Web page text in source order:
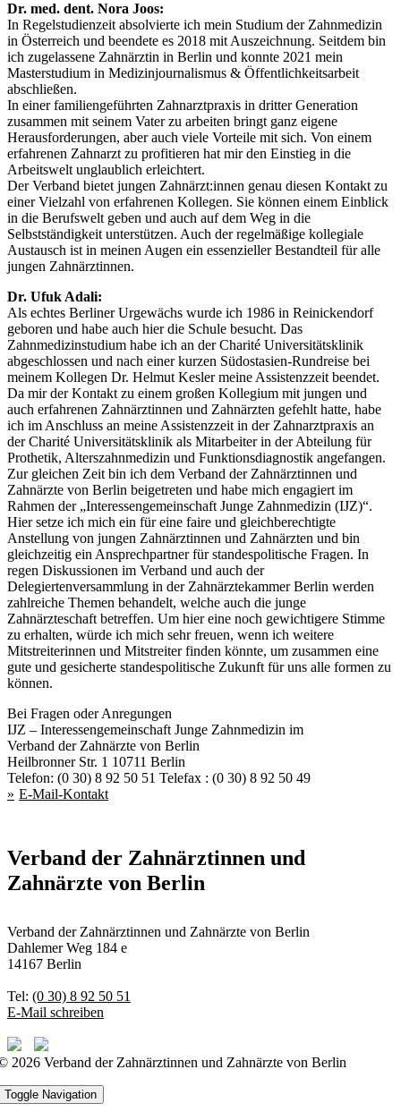
Dr. med. dent. Nora Joos:
In Regelstudienzeit absolvierte ich mein Studium der Zahnmedizin
in Österreich und beendete es 2018 mit Auszeichnung. Seitdem bin
ich zugelassene Zahnärztin in Berlin und konnte 2021 mein
Masterstudium in Medizinjournalismus & Öffentlichkeitsarbeit
abschließen.
In einer familiengeführten Zahnarztpraxis in dritter Generation
zusammen mit seinem Vater zu arbeiten bringt ganz eigene
Herausforderungen, aber auch viele Vorteile mit sich. Von einem
erfahrenen Zahnarzt zu profitieren hat mir den Einstieg in die
Arbeitswelt unglaublich erleichtert.
Der Verband bietet jungen Zahnärzt:innen genau diesen Kontakt zu
einer Vielzahl von erfahrenen Kollegen. Sie können einem Einblick
in die Berufswelt geben und auch auf dem Weg in die
Selbstständigkeit unterstützen. Auch der regelmäßige kollegiale
Austausch ist in meinen Augen ein essenzieller Bestandteil für alle
jungen Zahnärztinnen.
Dr. Ufuk Adali:
Als echtes Berliner Urgewächs wurde ich 1986 in Reinickendorf
geboren und habe auch hier die Schule besucht. Das
Zahnmedizinstudium habe ich an der Charité Universitätsklinik
abgeschlossen und nach einer kurzen Südostasien-Rundreise bei
meinem Kollegen Dr. Helmut Kesler meine Assistenzzeit beendet.
Da mir der Kontakt zu einem großen Kollegium mit jungen und
auch erfahrenen Zahnärztinnen und Zahnärzten gefehlt hatte, habe
ich im Anschluss an meine Assistenzzeit in der Zahnarztpraxis an
der Charité Universitätsklinik als Mitarbeiter in der Abteilung für
Prothetik, Alterszahnmedizin und Funktionsdiagnostik angefangen.
Zur gleichen Zeit bin ich dem Verband der Zahnärztinnen und
Zahnärzte von Berlin beigetreten und habe mich engagiert im
Rahmen der „Interessengemeinschaft Junge Zahnmedizin (IJZ)“.
Hier setze ich mich ein für eine faire und gleichberechtigte
Anstellung von jungen Zahnärztinnen und Zahnärzten und bin
gleichzeitig ein Ansprechpartner für standespolitische Fragen. In
regen Diskussionen im Verband und auch der
Delegiertenversammlung in der Zahnärztekammer Berlin werden
zahlreiche Themen behandelt, welche auch die junge
Zahnärzteschaft betreffen. Um hier eine noch gewichtigere Stimme
zu erhalten, würde ich mich sehr freuen, wenn ich weitere
Mitstreiterinnen und Mitstreiter finden könnte, um zusammen eine
gute und gesicherte standespolitische Zukunft für uns alle formen zu
können.
Bei Fragen oder Anregungen
IJZ – Interessengemeinschaft Junge Zahnmedizin im
Verband der Zahnärzte von Berlin
Heilbronner Str. 1 10711 Berlin
Telefon: (0 30) 8 92 50 51 Telefax : (0 30) 8 92 50 49
E-Mail-Kontakt
Verband der Zahnärztinnen und
Zahnärzte von Berlin
Verband der Zahnärztinnen und Zahnärzte von Berlin
Dahlemer Weg 184 e
14167 Berlin
Tel: (0 30) 8 92 50 51
E-Mail schreiben
2026 Verband der Zahnärztinnen und Zahnärzte von Berlin
Toggle Navigation